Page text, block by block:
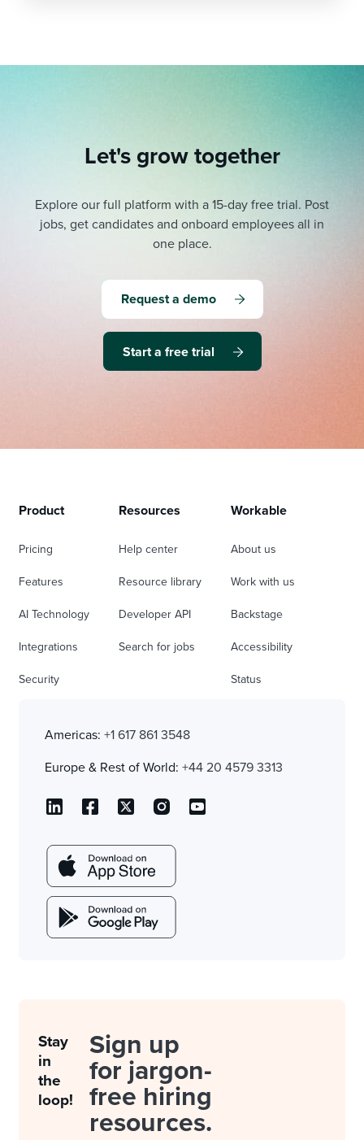
Let's grow together
Explore our full platform with a 15-day free trial. Post
jobs, get candidates and onboard employees all in
one place.
Request a demo
Start a free trial
Product
Pricing
Features
AI Technology
Integrations
Security
Resources
Help center
Resource library
Developer API
Search for jobs
Workable
About us
Work with us
Backstage
Accessibility
Status
Americas: +1 617 861 3548
Europe & Rest of World: +44 20 4579 3313
Stay
in
the
loop!
Sign up
for jargon-
free hiring
resources.